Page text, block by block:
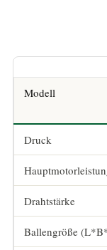
Modell
Druck
Drahtstärke
Ballengröße